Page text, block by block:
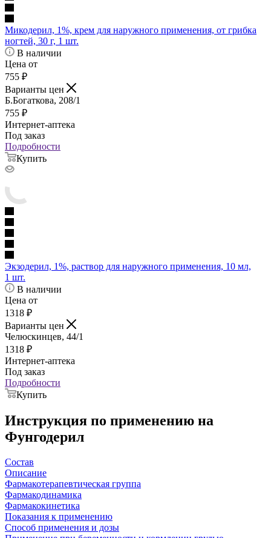
Микодерил, 1%, крем для наружного применения, от грибка
ногтей, 30 г, 1 шт.
В наличии
Цена от
755 ₽
Варианты цен
Б.Богаткова, 208/1
755 ₽
Интернет-аптека
Под заказ
Подробности
Купить
Экзодерил, 1%, раствор для наружного применения, 10 мл,
1 шт.
В наличии
Цена от
1318 ₽
Варианты цен
Челюскинцев, 44/1
1318 ₽
Интернет-аптека
Под заказ
Подробности
Купить
Инструкция по применению на
Фунгодерил
Состав
Описание
Фармакотерапевтическая группа
Фармакодинамика
Фармакокинетика
Показания к применению
Cпособ применения и дозы